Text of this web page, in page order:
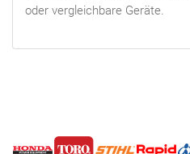
oder vergleichbare Geräte.